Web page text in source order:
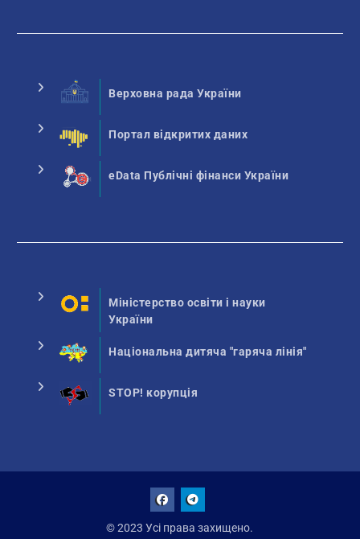
Верховна рада України
Портал відкритих даних
eData Публічні фінанси України
Міністерство освіти і науки
України
Національна дитяча "гаряча лінія"
STOP! корупція
© 2023 Усі права захищено.